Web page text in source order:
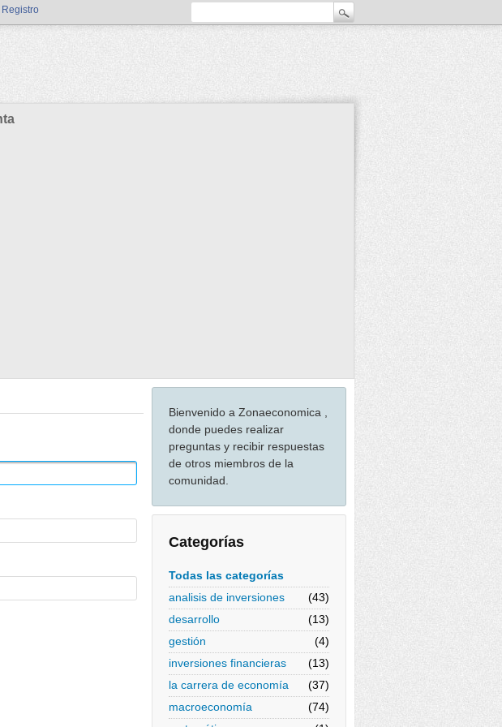
Registro
Bienvenido a Zonaeconomica ,
donde puedes realizar
preguntas y recibir respuestas
de otros miembros de la
comunidad.
Categorías
Todas las categorías
analisis de inversiones
(43)
desarrollo
(13)
gestión
(4)
inversiones financieras
(13)
la carrera de economía
(37)
macroeconomía
(74)